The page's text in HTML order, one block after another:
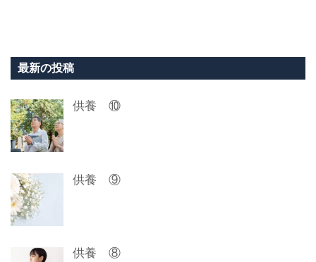
ビ
ー
シ
ョ
ン
最新の投稿
供養 ⑩
供養 ⑨
供養 ⑧